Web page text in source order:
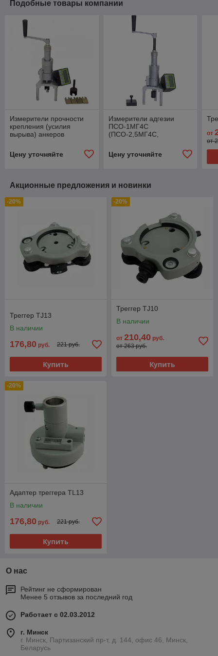
Подобные товары компании
Измерители прочности
крепления (усилия
вырыва) анкеров
ПСО-50, ПСО-100)
Цену уточняйте
Измерители адгезии
ПСО-1МГ4С
(ПСО-2,5МГ4С,
адгезиметры
Цену уточняйте
от
от
Акционные предложения и новинки
-20%
Треггер TJ13
В наличии
176,80 руб. 221 руб.
Купить
-20%
Треггер TJ10
В наличии
от 210,40 руб.
от 263 руб.
Купить
-20%
Адаптер треггера TL13
В наличии
176,80 руб. 221 руб.
Купить
О нас
Рейтинг не сформирован
Менее 5 отзывов за последний год
Работает с 02.03.2012
г. Минск
г. Минск, Партизанский пр-т, д. 144, офис 46, Минск,
Беларусь